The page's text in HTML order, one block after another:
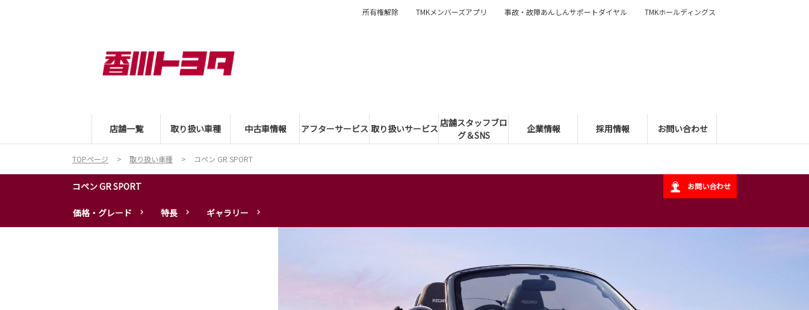
店舗一覧 取り扱い車種 中古車情報 アフターサービス 取り扱いサービス 店舗スタッフブロ
グ＆SNS
企業情報 採用情報 お問い合わせ
所有権解除 TMKメンバーズアプリ 事故・故障あんしんサポートダイヤル TMKホールディングス
TOPページ 取り扱い車種 コペン GR SPORT
コペン GR SPORT お問い合わせ
価格・グレード 特長 ギャラリー